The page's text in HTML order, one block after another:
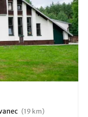
(19 km)